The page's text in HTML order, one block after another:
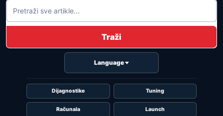
Traži
Language
Dijagnostike Tuning
Računala Launch